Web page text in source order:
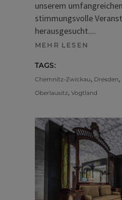
unserem
stimmungsvolle
herausgesucht.
MEHR LESEN
TAGS:
Chemnitz-Zwickau, Dresden,
Oberlausitz, Vogtland